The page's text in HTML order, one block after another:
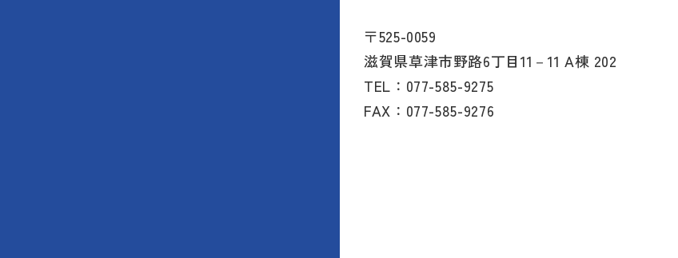
〒525-0059
滋賀県草津市野路6丁目11－11 A棟 202
TEL：077-585-9275
FAX：077-585-9276